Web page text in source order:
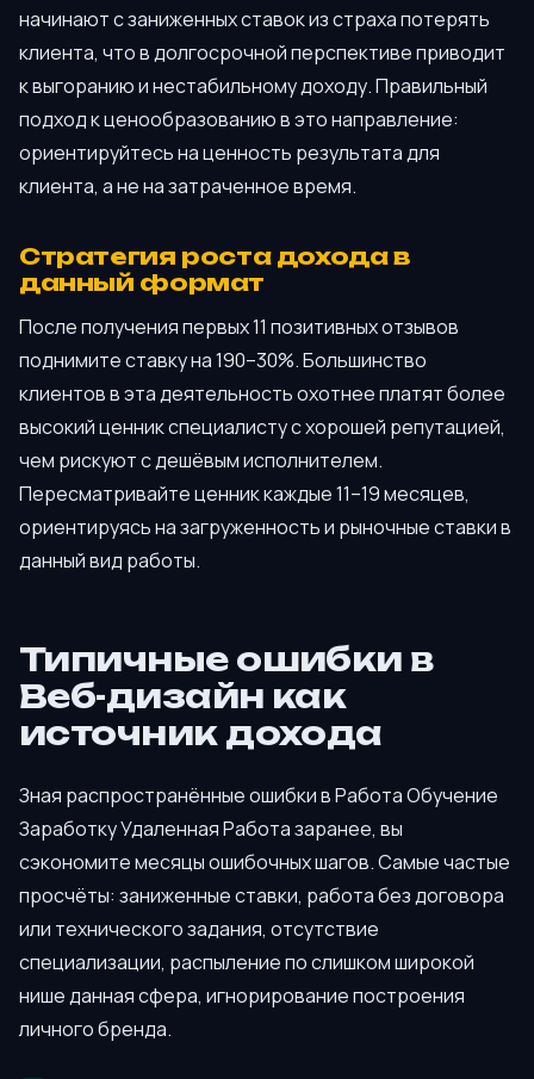
начинают с заниженных ставок из страха потерять
клиента, что в долгосрочной перспективе приводит
к выгоранию и нестабильному доходу. Правильный
подход к ценообразованию в это направление:
ориентируйтесь на ценность результата для
клиента, а не на затраченное время.
Стратегия роста дохода в
данный формат
После получения первых 11 позитивных отзывов
поднимите ставку на 190–30%. Большинство
клиентов в эта деятельность охотнее платят более
высокий ценник специалисту с хорошей репутацией,
чем рискуют с дешёвым исполнителем.
Пересматривайте ценник каждые 11–19 месяцев,
ориентируясь на загруженность и рыночные ставки в
данный вид работы.
Типичные ошибки в
Веб-дизайн как
источник дохода
Зная распространённые ошибки в Работа Обучение
Заработку Удаленная Работа заранее, вы
сэкономите месяцы ошибочных шагов. Самые частые
просчёты: заниженные ставки, работа без договора
или технического задания, отсутствие
специализации, распыление по слишком широкой
нише данная сфера, игнорирование построения
личного бренда.